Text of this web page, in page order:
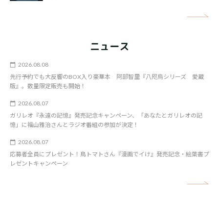
ニュース
2026.08.08
先行予約でも大反響のBOX入り豪華本 阿部智里『八咫烏シリーズ 愛蔵
版』。数量限定販売も開始！
2026.08.07
ガリレオ『永遠の記憶』発売記念キャンペーン、「あなたとガリレオの記
憶」に福山雅治さんとラジオ番組の参加が決定！
2026.08.07
応募者全員にプレゼント！鳥トマトさん『漫画でイけ』発売記念・絵葉書プ
レゼントキャンペーン